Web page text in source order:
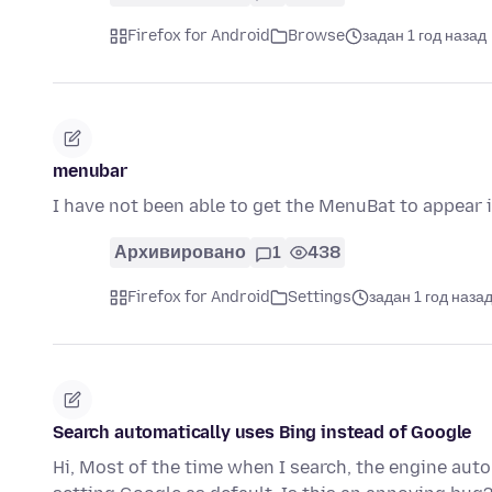
Firefox for Android Browse задан 1 год назад
menubar
I have not been able to get the MenuBat to
Архивировано 1 438
Firefox for Android Settings задан 1 год назад
Search automatically uses Bing instead of Google
Hi, Most of the time when I search, the engine